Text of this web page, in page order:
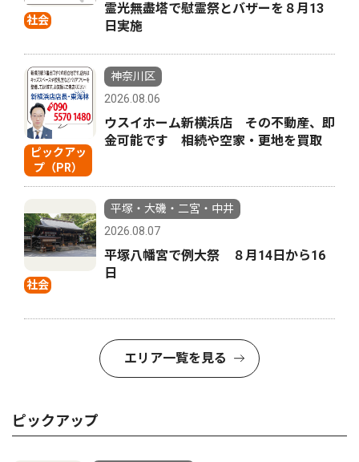
社会
霊光無盡塔で慰霊祭とバザーを８月13
日実施
ピックアッ
プ（PR）
神奈川区
2026.08.06
ウスイホーム新横浜店 その不動産、即
金可能です 相続や空家・更地を買取
社会
平塚・大磯・二宮・中井
2026.08.07
平塚八幡宮で例大祭 ８月14日から16
日
エリア一覧を見る
ピックアップ